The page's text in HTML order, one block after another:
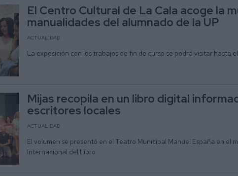
El Centro Cultural de La Cala acoge la
manualidades del alumnado de la UP
ACTUALIDAD
La exposición con los trabajos de fin de curso se podrá visitar hasta
Mijas recopila en un libro digital
escritores locales
ACTUALIDAD
El volumen se presentó en el Teatro Municipal Manuel España en el
Internacional del Libro